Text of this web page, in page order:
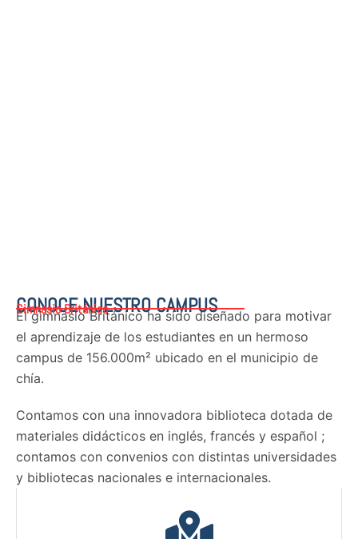
CONOCE NUESTRO CAMPUS
Gimnasio Británico
El gimnasio Británico ha sido diseñado para motivar
el aprendizaje de los estudiantes en un hermoso
campus de 156.000m² ubicado en el municipio de
chía.
Contamos con una innovadora biblioteca dotada de
materiales didácticos en inglés, francés y español ;
contamos con convenios con distintas universidades
y bibliotecas nacionales e internacionales.